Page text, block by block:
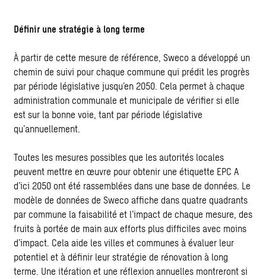
Définir une stratégie à long terme
À partir de cette mesure de référence, Sweco a développé un
chemin de suivi pour chaque commune qui prédit les progrès
par période législative jusqu’en 2050. Cela permet à chaque
administration communale et municipale de vérifier si elle
est sur la bonne voie, tant par période législative
qu’annuellement.
Toutes les mesures possibles que les autorités locales
peuvent mettre en œuvre pour obtenir une étiquette EPC A
d’ici 2050 ont été rassemblées dans une base de données. Le
modèle de données de Sweco affiche dans quatre quadrants
par commune la faisabilité et l’impact de chaque mesure, des
fruits à portée de main aux efforts plus difficiles avec moins
d’impact. Cela aide les villes et communes à évaluer leur
potentiel et à définir leur stratégie de rénovation à long
terme. Une itération et une réflexion annuelles montreront si